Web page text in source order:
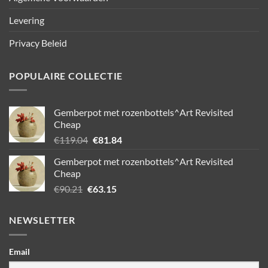
Levering
Privacy Beleid
POPULAIRE COLLECTIE
Gemberpot met rozenbottels^Art Revisited
Cheap
€119.04 Oorspronkelijke
was:
€81.84Huidige
is:
Gemberpot met rozenbottels^Art Revisited
Cheap
€90.21 Oorspronkelijke
€63.15Huidige
NEWSLETTER
Email